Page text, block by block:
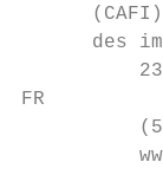
des
FR